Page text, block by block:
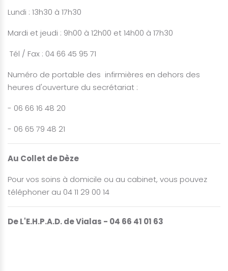
Lundi : 13h30 à 17h30
Mardi et jeudi : 9h00 à 12h00 et 14h00 à 17h30
Tél / Fax : 04 66 45 95 71
Numéro de portable des infirmières en dehors des
heures d'ouverture du secrétariat :
- 06 66 16 48 20
- 06 65 79 48 21
Au Collet de Dèze
Pour vos soins à domicile ou au cabinet, vous pouvez
téléphoner au 04 11 29 00 14
De L'E.H.P.A.D. de Vialas - 04 66 41 01 63